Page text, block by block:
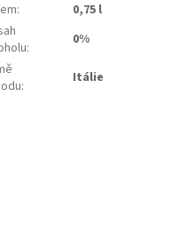
:
0,75 l
:
0%
: Itálie